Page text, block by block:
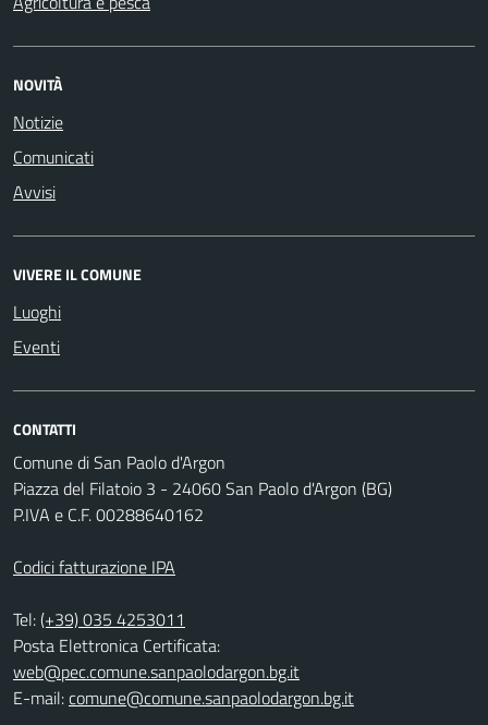
NOVITÀ
Notizie
Comunicati
Avvisi
VIVERE IL COMUNE
Luoghi
Eventi
CONTATTI
Comune di San Paolo d'Argon
Piazza del Filatoio 3 - 24060 San Paolo d'Argon (BG)
P.IVA e C.F. 00288640162
Codici fatturazione IPA
Tel:(+39) 035 4253011
Posta Elettronica Certificata:
web@pec.comune.sanpaolodargon.bg.it
E-mail:comune@comune.sanpaolodargon.bg.it